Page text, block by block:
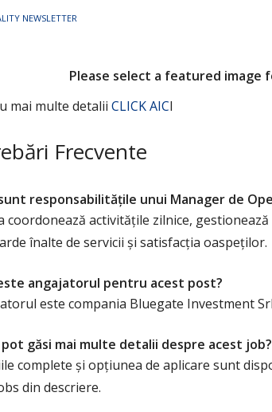
NEWSLETTER
Please select a featured image
mai multe detalii CLICK AICI
Frecvente
responsabilitățile unui Manager de
coordonează activitățile zilnice,
înalte de servicii și satisfacția oaspeților.
angajatorul pentru acest post?
este compania Bluegate Investment
pot găsi mai multe detalii despre acest job?
complete și opțiunea de aplicare sunt
din descriere.